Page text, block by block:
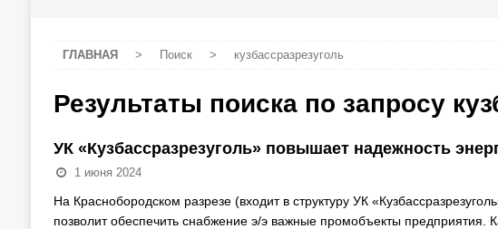
ГЛАВНАЯ > Поиск > кузбассразрезуголь
Результаты поиска по запросу
УК «Кузбассразрезуголь» повышает надежность
1 июня 2024
На Краснобородском разрезе (входит в структуру УК
позволит обеспечить снабжение э/э важные промобъекты предприятия.